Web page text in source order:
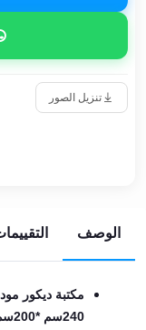
تنزيل الصور
الوصف
مكتبة ديكور
240سم *200سم *40سم